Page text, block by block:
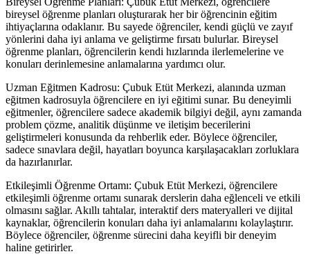
bireysel öğrenme planları oluşturarak her bir öğrencinin eğitim
ihtiyaçlarına odaklanır. Bu sayede öğrenciler, kendi güçlü ve zayıf
yönlerini daha iyi anlama ve geliştirme fırsatı bulurlar. Bireysel
öğrenme planları, öğrencilerin kendi hızlarında ilerlemelerine ve
konuları derinlemesine anlamalarına yardımcı olur.
Uzman Eğitmen Kadrosu: Çubuk Etüt Merkezi, alanında uzman
eğitmen kadrosuyla öğrencilere en iyi eğitimi sunar. Bu deneyimli
eğitmenler, öğrencilere sadece akademik bilgiyi değil, aynı zamanda
problem çözme, analitik düşünme ve iletişim becerilerini
geliştirmeleri konusunda da rehberlik eder. Böylece öğrenciler,
sadece sınavlara değil, hayatları boyunca karşılaşacakları zorluklara
da hazırlanırlar.
Etkileşimli Öğrenme Ortamı: Çubuk Etüt Merkezi, öğrencilere
etkileşimli öğrenme ortamı sunarak derslerin daha eğlenceli ve etkili
olmasını sağlar. Akıllı tahtalar, interaktif ders materyalleri ve dijital
kaynaklar, öğrencilerin konuları daha iyi anlamalarını kolaylaştırır.
Böylece öğrenciler, öğrenme sürecini daha keyifli bir deneyim
haline getirirler.